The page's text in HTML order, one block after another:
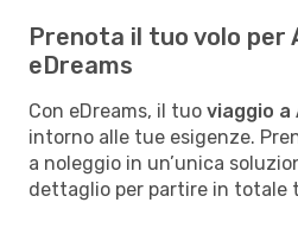
Prenota il tuo volo per
eDreams
Con eDreams, il tuo viaggio a
intorno alle tue esigenze.
a noleggio in un’unica
dettaglio per partire in totale